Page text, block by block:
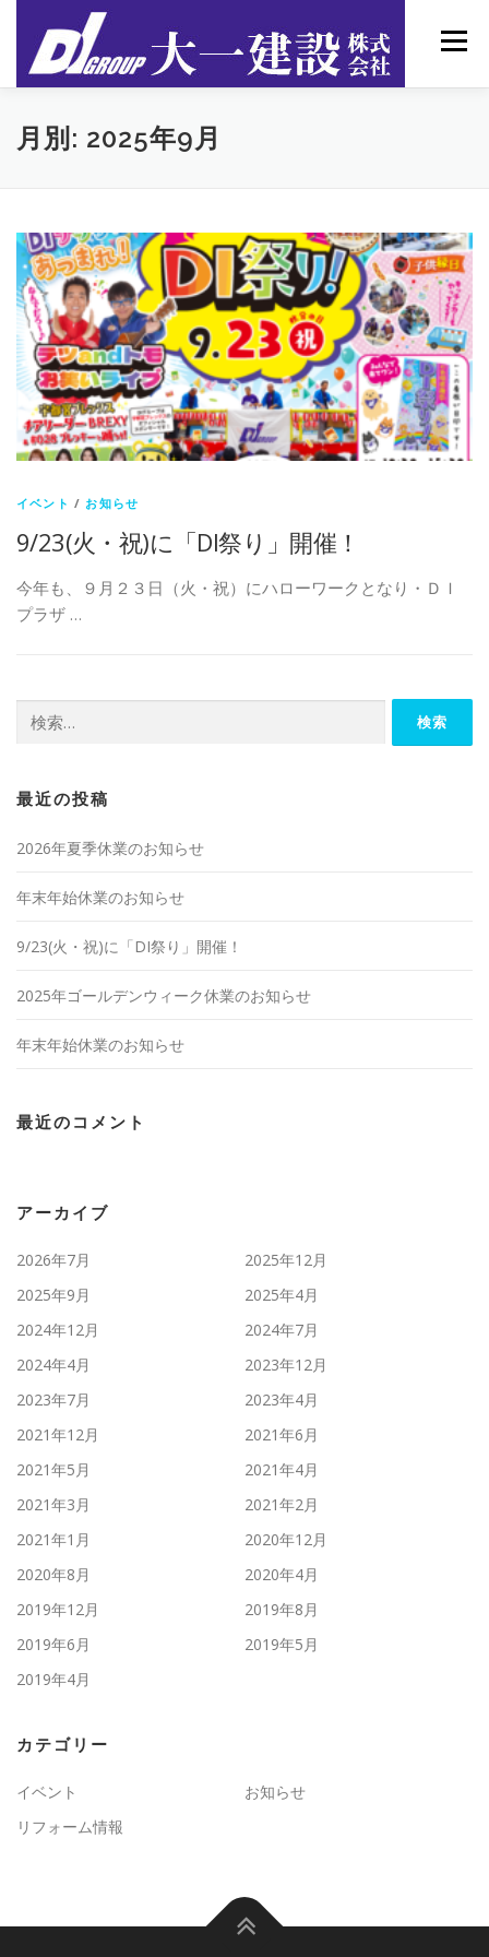
コンテンツへスキップ
メニュー
DIホーム(注文住宅) リフォーム工事
月別: 2025年9月
イベント /お知らせ
9/23(火・祝)に「DI祭り」開催！
今年も、９月２３日（火・祝）にハローワークとなり・ＤＩ
プラザ …
検索:
最近の投稿
2026年夏季休業のお知らせ
年末年始休業のお知らせ
9/23(火・祝)に「DI祭り」開催！
2025年ゴールデンウィーク休業のお知らせ
年末年始休業のお知らせ
最近のコメント
アーカイブ
2026年7月
2025年12月
2025年9月
2025年4月
2024年12月
2024年7月
2024年4月
2023年12月
2023年7月
2023年4月
2021年12月
2021年6月
2021年5月
2021年4月
2021年3月
2021年2月
2021年1月
2020年12月
2020年8月
2020年4月
2019年12月
2019年8月
2019年6月
2019年5月
2019年4月
カテゴリー
イベント
お知らせ
リフォーム情報